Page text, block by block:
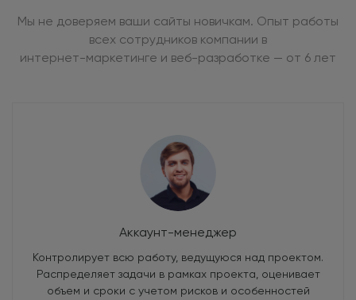
Мы не доверяем ваши сайты новичкам. Опыт работы
всех сотрудников компании в
интернет-маркетинге и веб-разработке — от 6 лет
Аккаунт-менеджер
Контролирует всю работу, ведущуюся над проектом.
Распределяет задачи в рамках проекта, оценивает
объем и сроки с учетом рисков и особенностей